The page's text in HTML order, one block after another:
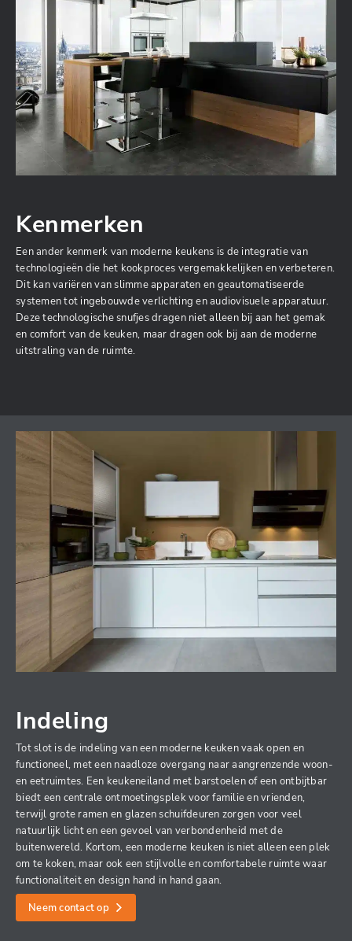
Kenmerken
Een ander kenmerk van moderne keukens is de integratie van
technologieën die het kookproces vergemakkelijken en verbeteren.
Dit kan variëren van slimme apparaten en geautomatiseerde
systemen tot ingebouwde verlichting en audiovisuele apparatuur.
Deze technologische snufjes dragen niet alleen bij aan het gemak
en comfort van de keuken, maar dragen ook bij aan de moderne
uitstraling van de ruimte.
Indeling
Tot slot is de indeling van een moderne keuken vaak open en
functioneel, met een naadloze overgang naar aangrenzende woon-
en eetruimtes. Een keukeneiland met barstoelen of een ontbijtbar
biedt een centrale ontmoetingsplek voor familie en vrienden,
terwijl grote ramen en glazen schuifdeuren zorgen voor veel
natuurlijk licht en een gevoel van verbondenheid met de
buitenwereld. Kortom, een moderne keuken is niet alleen een plek
om te koken, maar ook een stijlvolle en comfortabele ruimte waar
functionaliteit en design hand in hand gaan.
Neem contact op